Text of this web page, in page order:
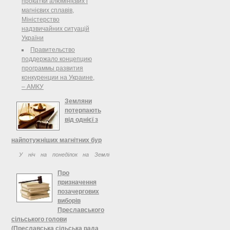
Текст проекта закона опубликован
магнієвих сплавів,
Міністерство
надзвичайних ситуацій
України
Правительство
поддержало концепцию
программы развития
конкуренции на Украине,
– АМКУ
Земляни
потерпають
від однієї з
найпотужніших магнітних бур
У ніч на понеділок на Землі
перерви потужна магнітна буря,
яка тривала близько дев'яти годин.
Про
призначення
позачергових
виборів
Преславського
сільського голови
(Преславська сільська рада